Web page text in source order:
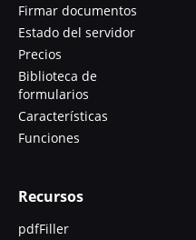
Firmar documentos
Estado del servidor
Precios
Biblioteca de
formularios
Características
Funciones
Recursos
pdfFiller